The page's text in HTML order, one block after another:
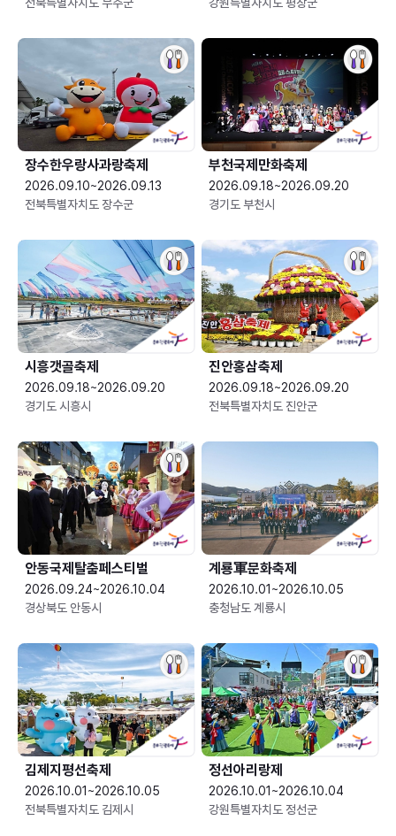
장수한우랑사과랑축제
2026.09.10~2026.09.13
전북특별자치도 장수군
부천국제만화축제
2026.09.18~2026.09.20
경기도 부천시
시흥갯골축제
2026.09.18~2026.09.20
경기도 시흥시
진안홍삼축제
2026.09.18~2026.09.20
전북특별자치도 진안군
안동국제탈춤페스티벌
2026.09.24~2026.10.04
경상북도 안동시
2026.10.01~2026.10.05
충청남도 계룡시
김제지평선축제
2026.10.01~2026.10.05
전북특별자치도 김제시
정선아리랑제
2026.10.01~2026.10.04
강원특별자치도 정선군